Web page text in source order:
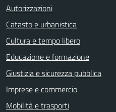
Autorizzazioni
Catasto e urbanistica
Cultura e tempo libero
Educazione e formazione
Giustizia e sicurezza pubblica
Imprese e commercio
Mobilità e trasporti